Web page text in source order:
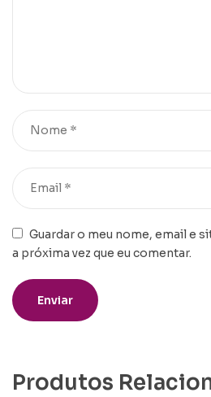
Guardar o meu nome, email e
a próxima vez que eu comentar.
Produtos